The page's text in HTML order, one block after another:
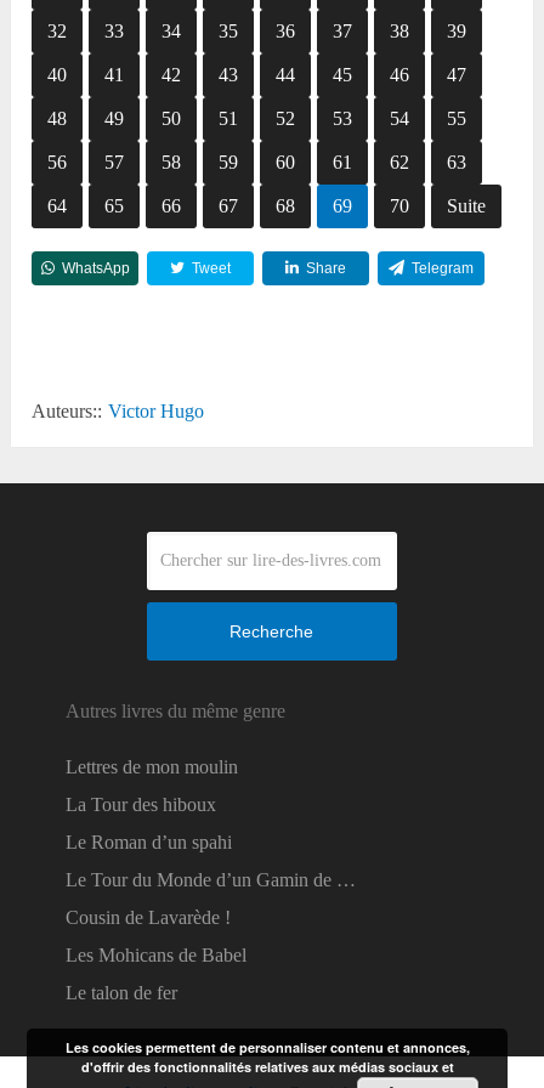
32 33 34 35 36 37 38 39
40 41 42 43 44 45 46 47
48 49 50 51 52 53 54 55
56 57 58 59 60 61 62 63
64 65 66 67 68 69 70 Suite
WhatsApp Tweet Share Telegram
Auteurs:: Victor Hugo
Recherche
Autres livres du même genre
Lettres de mon moulin
La Tour des hiboux
Le Roman d’un spahi
Le Tour du Monde d’un Gamin de …
Cousin de Lavarède !
Les Mohicans de Babel
Le talon de fer
Les cookies permettent de personnaliser contenu et annonces,
d'offrir des fonctionnalités relatives aux médias sociaux et